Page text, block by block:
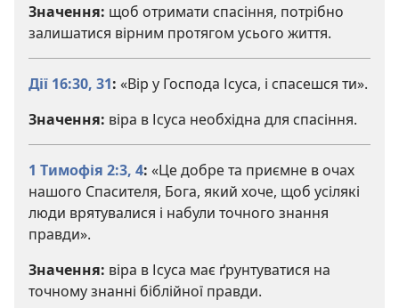
Значення: щоб отримати спасіння, потрібно
залишатися вірним протягом усього життя.
Дії 16:30, 31: «Вір у Господа Ісуса, і спасешся ти».
Значення: віра в Ісуса необхідна для спасіння.
1 Тимофія 2:3, 4: «Це добре та приємне в очах
нашого Спасителя, Бога, який хоче, щоб усілякі
люди врятувалися і набули точного знання
правди».
Значення: віра в Ісуса має ґрунтуватися на
точному знанні біблійної правди.